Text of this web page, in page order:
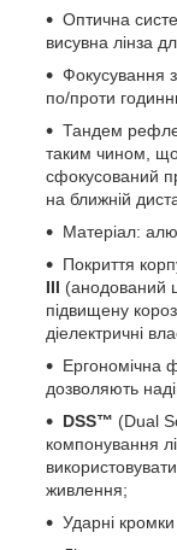
Оптична
висувна лінза
Фокусування
по/проти
Тандем
таким чином,
сфокусований
на ближній
Матеріал:
Покриття
III (анодований
підвищену
діелектричні
Ергономічна
дозволяють
DSS™ (Dual
компонування
живлення;
Ударні кромки